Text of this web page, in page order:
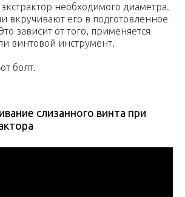
необходимого диаметра.
вкручивают его в подготовленное
зависит от того, применяется
винтовой инструмент.
болт.
слизанного винта при